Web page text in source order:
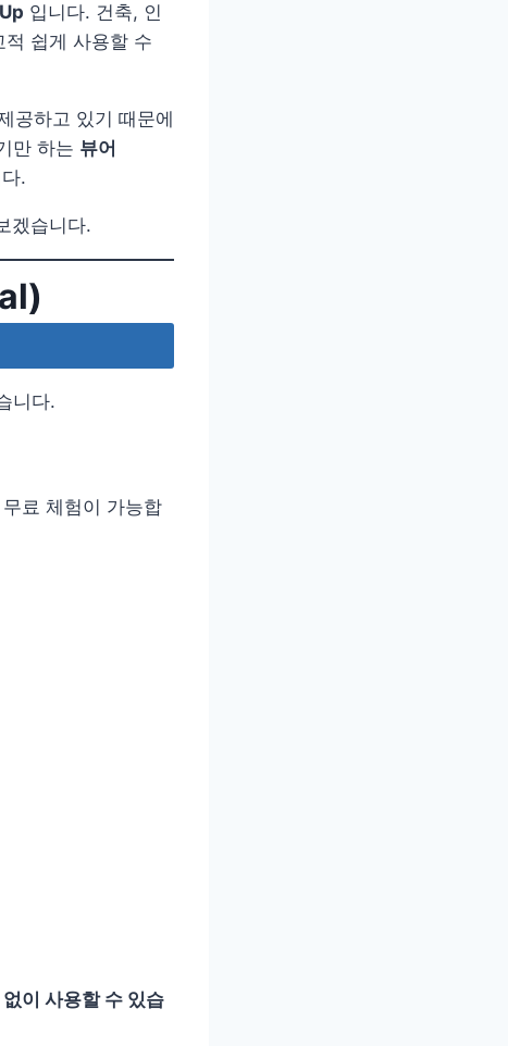
입니다. 건축, 인
쉽게 사용할 수
공하고 있기 때문에
만 하는 뷰어
.
겠습니다.
니다.
료 체험이 가능합
이 사용할 수 있습